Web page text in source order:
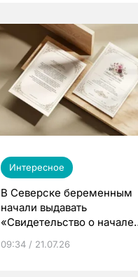
Интересное
В Северске беременным
начали выдавать
«Свидетельство о начале
09:34 / 21.07.26